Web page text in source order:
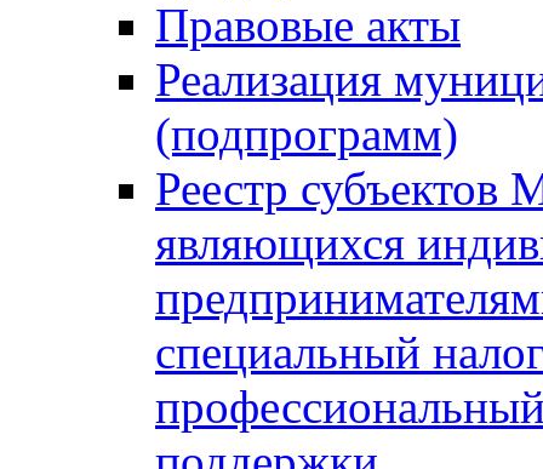
Правовые акты
Реализация
(подпрограмм)
Реестр
являющихся
специальный